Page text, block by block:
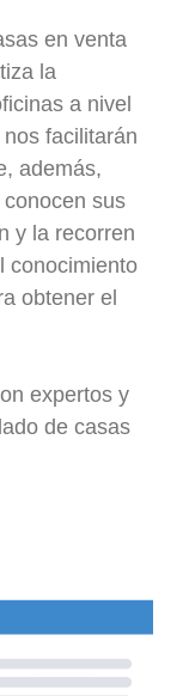
en venta
la
a nivel
facilitarán
además,
conocen sus
y la recorren
conocimiento
obtener el
expertos y
de casas